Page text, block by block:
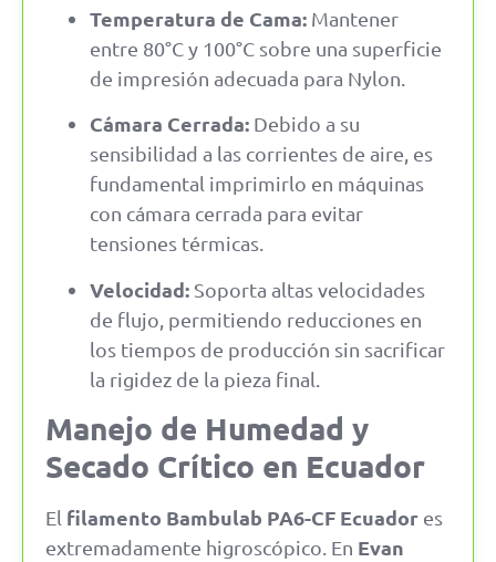
Temperatura de Cama: Mantener
entre 80°C y 100°C sobre una superficie
de impresión adecuada para Nylon.
Cámara Cerrada: Debido a su
sensibilidad a las corrientes de aire, es
fundamental imprimirlo en máquinas
con cámara cerrada para evitar
tensiones térmicas.
Velocidad: Soporta altas velocidades
de flujo, permitiendo reducciones en
los tiempos de producción sin sacrificar
la rigidez de la pieza final.
Manejo de Humedad y
Secado Crítico en Ecuador
El filamento Bambulab PA6-CF Ecuador es
extremadamente higroscópico. En Evan